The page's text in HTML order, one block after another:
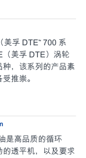
美孚 DTE™ 700 系
美孚 DTE）涡轮
，该系列的产品素
推崇。
是高品质的循环
透平机，以及要求